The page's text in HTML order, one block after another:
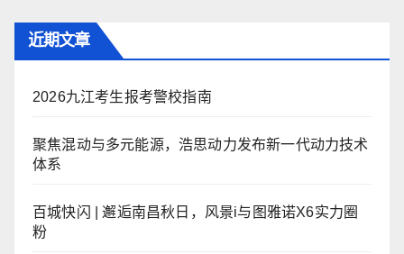
近期文章
2026九江考生报考警校指南
聚焦混动与多元能源，浩思动力发布新一代动力技术
体系
百城快闪 | 邂逅南昌秋日，风景i与图雅诺X6实力圈
粉